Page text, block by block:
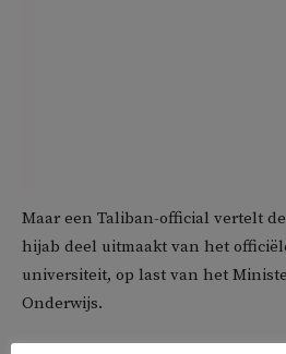
Maar een Taliban-official vertelt
hijab deel uitmaakt van het
universiteit, op last van het
Onderwijs.